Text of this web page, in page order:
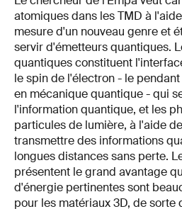
atomiques dans les TMD à
mesure d'un nouveau genre et
servir d'émetteurs quantiques.
quantiques constituent
le spin de l'électron - le
en mécanique quantique - qui
l'information quantique, et les
particules de lumière, à l'aide
transmettre des informations
longues distances sans perte.
présentent le grand avantage
d'énergie pertinentes sont
pour les matériaux 3D, de